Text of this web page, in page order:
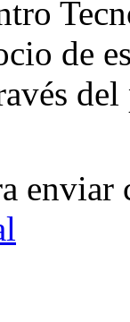
de
enviar